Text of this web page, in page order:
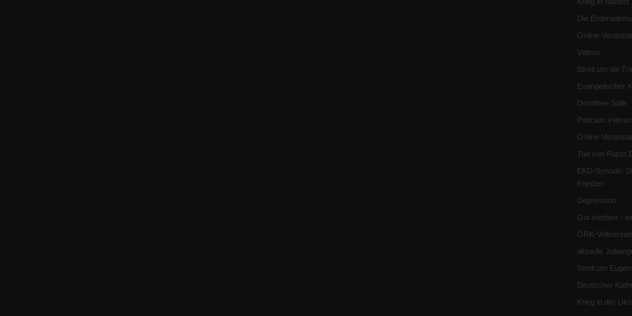
Die
Online-
Videos
Streit um die
Evangelischer
Dorothee Sölle
Podcast
Online-
Tod von Papst
EKD-Synode:
Frieden
Depression
Gut sterben -
ÖRK-
aktuelle
Streit um
Deutscher
Krieg in der